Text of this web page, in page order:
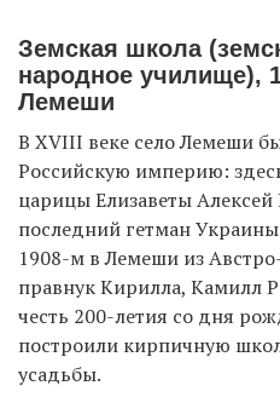
Земская школа
народное училище),
Лемеши
В XVIII веке село Лемеши
Российскую империю:
царицы Елизаветы
последний гетман
1908-м в Лемеши из
правнук Кирилла, Камилл
честь 200-летия со дня
построили кирпичную
усадьбы.